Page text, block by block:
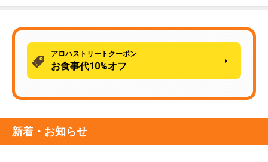
アロハストリートクーポン
お食事代10%オフ
新着・お知らせ